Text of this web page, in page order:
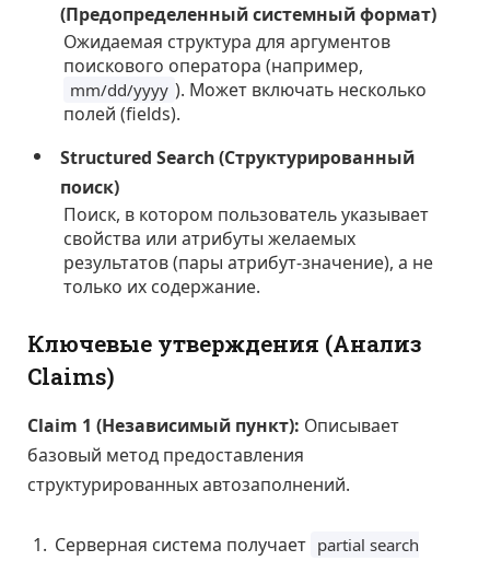
(Предопределенный системный формат)
Ожидаемая структура для аргументов
поискового оператора (например,
mm/dd/yyyy ). Может включать несколько
полей (fields).
Structured Search (Структурированный
поиск)
Поиск, в котором пользователь указывает
свойства или атрибуты желаемых
результатов (пары атрибут-значение), а не
только их содержание.
Ключевые утверждения (Анализ
Claims)
Claim 1 (Независимый пункт): Описывает
базовый метод предоставления
структурированных автозаполнений.
Серверная система получает partial search